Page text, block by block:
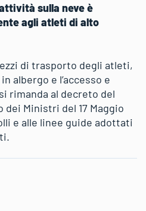
sulla neve è
agli atleti di alto
di trasporto degli atleti,
albergo e l’accesso e
rimanda al decreto del
Ministri del 17 Maggio
e alle linee guide adottati